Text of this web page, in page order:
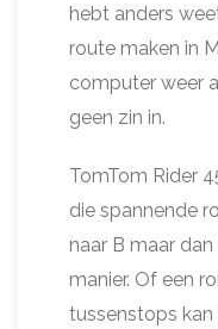
hebt anders
route maken in
computer weer
geen zin in.
TomTom Rider
die spannende
naar B maar
manier. Of een
tussenstops kan